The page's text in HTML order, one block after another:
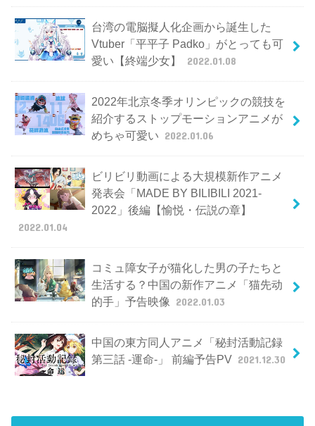
台湾の電脳擬人化企画から誕生した
Vtuber「平平子 Padko」がとっても可
愛い【終端少女】
2022.01.08
2022年北京冬季オリンピックの競技を
紹介するストップモーションアニメが
めちゃ可愛い 2022.01.06
ビリビリ動画による大規模新作アニメ
発表会「MADE BY BILIBILI 2021-
2022」後編【愉悦・伝説の章】
2022.01.04
コミュ障女子が猫化した男の子たちと
生活する？中国の新作アニメ「猫先动
的手」予告映像
2022.01.03
中国の東方同人アニメ「秘封活動記録
第三話 -運命-」 前編予告PV 2021.12.30